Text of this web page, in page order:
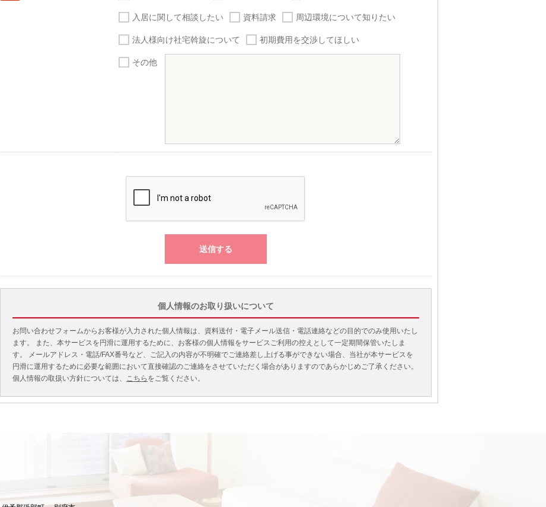
入居に関して相談したい 資料請求 周辺環境について知りたい
法人様向け社宅斡旋について 初期費用を交渉してほしい
その他
個人情報のお取り扱いについて
お問い合わせフォームからお客様が入力された個人情報は、資料送付・電子メール送信・電話連絡などの目的でのみ使用いたし
ます。 また、本サービスを円滑に運用するために、お客様の個人情報をサービスご利用の控えとして一定期間保管いたしま
す。 メールアドレス・電話/FAX番号など、ご記入の内容が不明確でご連絡差し上げる事ができない場合、当社が本サービスを
円滑に運用するために必要な範囲において直接確認のご連絡をさせていただく場合がありますのであらかじめご了承ください。
個人情報の取扱い方針については、 こちら をご覧ください。